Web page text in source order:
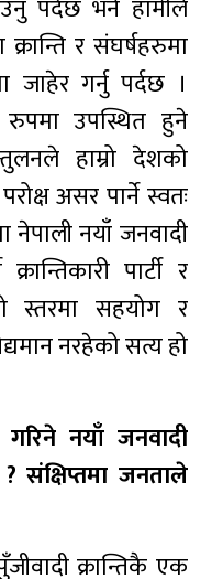
पर्दछ भने हामीले
र संघर्षहरुमा
जाहेर गर्नु पर्दछ ।
रुपमा उपस्थित हुने
हाम्रो देशको
असर पार्ने स्वतः
नेपाली नयाँ जनवादी
पार्टी र
स्तरमा सहयोग र
नरहेको सत्य हो
नयाँ जनवादी
संक्षिप्तमा जनताले
क्रान्तिकै एक